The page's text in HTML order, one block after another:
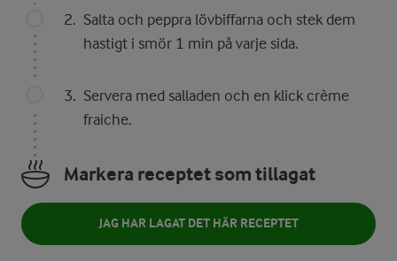
Salta och peppra lövbiffarna och stek dem
hastigt i smör 1 min på varje sida.
Servera med salladen och en klick crème
fraiche.
Markera receptet som tillagat
JAG HAR LAGAT DET HÄR RECEPTET